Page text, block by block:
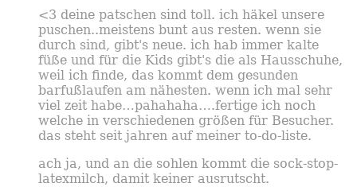
<3 deine patschen sind toll. ich häkel unsere
puschen..meistens bunt aus resten. wenn sie
durch sind, gibt's neue. ich hab immer kalte
füße und für die Kids gibt's die als Hausschuhe,
weil ich finde, das kommt dem gesunden
barfußlaufen am nähesten. wenn ich mal sehr
viel zeit habe…pahahaha….fertige ich noch
welche in verschiedenen größen für Besucher.
das steht seit jahren auf meiner to-do-liste.
ach ja, und an die sohlen kommt die sock-stop-
latexmilch, damit keiner ausrutscht.